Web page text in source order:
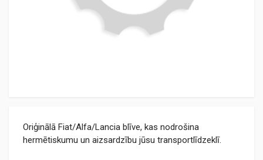
Oriģinālā Fiat/Alfa/Lancia blīve, kas nodrošina
hermētiskumu un aizsardzību jūsu transportlīdzeklī.